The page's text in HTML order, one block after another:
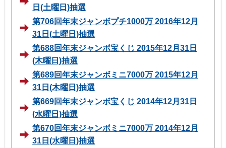
日(土曜日)抽選
第706回年末ジャンボプチ1000万 2016年12月
31日(土曜日)抽選
第688回年末ジャンボ宝くじ 2015年12月31日
(木曜日)抽選
第689回年末ジャンボミニ7000万 2015年12月
31日(木曜日)抽選
第669回年末ジャンボ宝くじ 2014年12月31日
(水曜日)抽選
第670回年末ジャンボミニ7000万 2014年12月
31日(水曜日)抽選